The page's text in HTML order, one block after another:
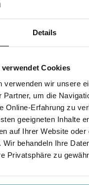
Details
verwendet Cookies
verwenden wir unsere
Partner, um die
Online-Erfahrung zu
geeigneten Inhalte
auf Ihrer Website oder
Wir behandeln Ihre
Privatsphäre zu